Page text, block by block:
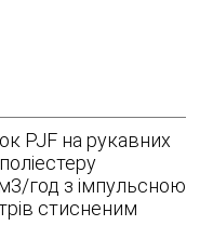
PJF на рукавних
год з імпульсною
стисненим